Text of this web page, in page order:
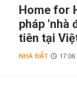
Home for
pháp 'nhà
tiên tại
NHÀ ĐẤT